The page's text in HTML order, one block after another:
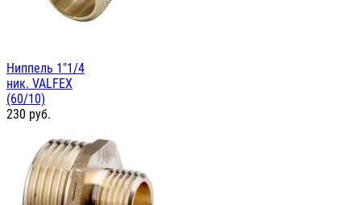
Ниппель 1"1/4
ник. VALFEX
(60/10)
230 руб.